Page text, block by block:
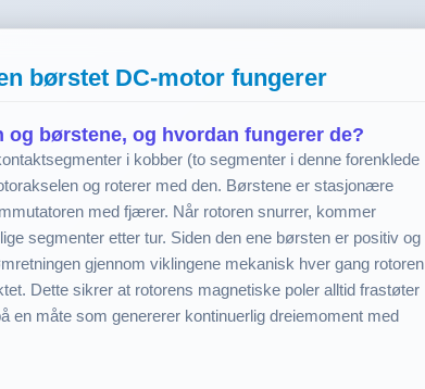
børstet DC-motor fungerer
og børstene, og hvordan fungerer de?
i kobber (to segmenter i denne forenklede
og roterer med den. Børstene er stasjonære
med fjærer. Når rotoren snurrer, kommer
segmenter etter tur. Siden den ene børsten er positiv og
gjennom viklingene mekanisk hver gang rotoren
Dette sikrer at rotorens magnetiske poler alltid frastøter
en måte som genererer kontinuerlig dreiemoment med